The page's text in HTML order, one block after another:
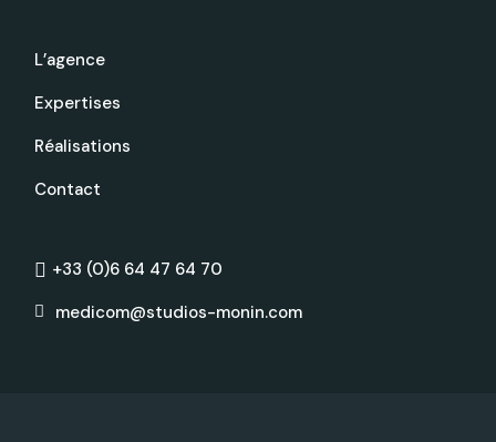
L’agence
Expertises
Réalisations
Contact
+33 (0)6 64 47 64 70
medicom@studios-monin.com